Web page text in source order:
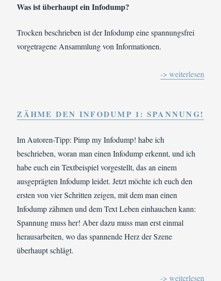
Was ist überhaupt ein Infodump?
Trocken beschrieben ist der Infodump eine spannungsfrei
vorgetragene Ansammlung von Informationen.
-> weiterlesen
ZÄHME DEN INFODUMP 1: SPANNUNG!
Im Autoren-Tipp: Pimp my Infodump! habe ich
beschrieben, woran man einen Infodump erkennt, und ich
habe euch ein Textbeispiel vorgestellt, das an einem
ausgeprägten Infodump leidet. Jetzt möchte ich euch den
ersten von vier Schritten zeigen, mit dem man einen
Infodump zähmen und dem Text Leben einhauchen kann:
Spannung muss her! Aber dazu muss man erst einmal
herausarbeiten, wo das spannende Herz der Szene
überhaupt schlägt.
-> weiterlesen